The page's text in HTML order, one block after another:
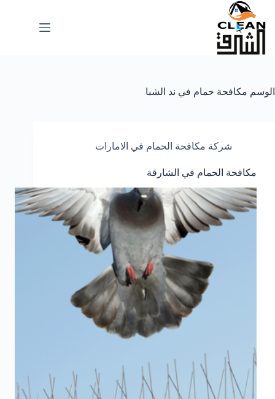
التجاوز
المحتوى
الوسم مكافحة حمام في ند الشبا
شركة مكافحة الحمام في الامارات
مكافحة الحمام في الشارقة